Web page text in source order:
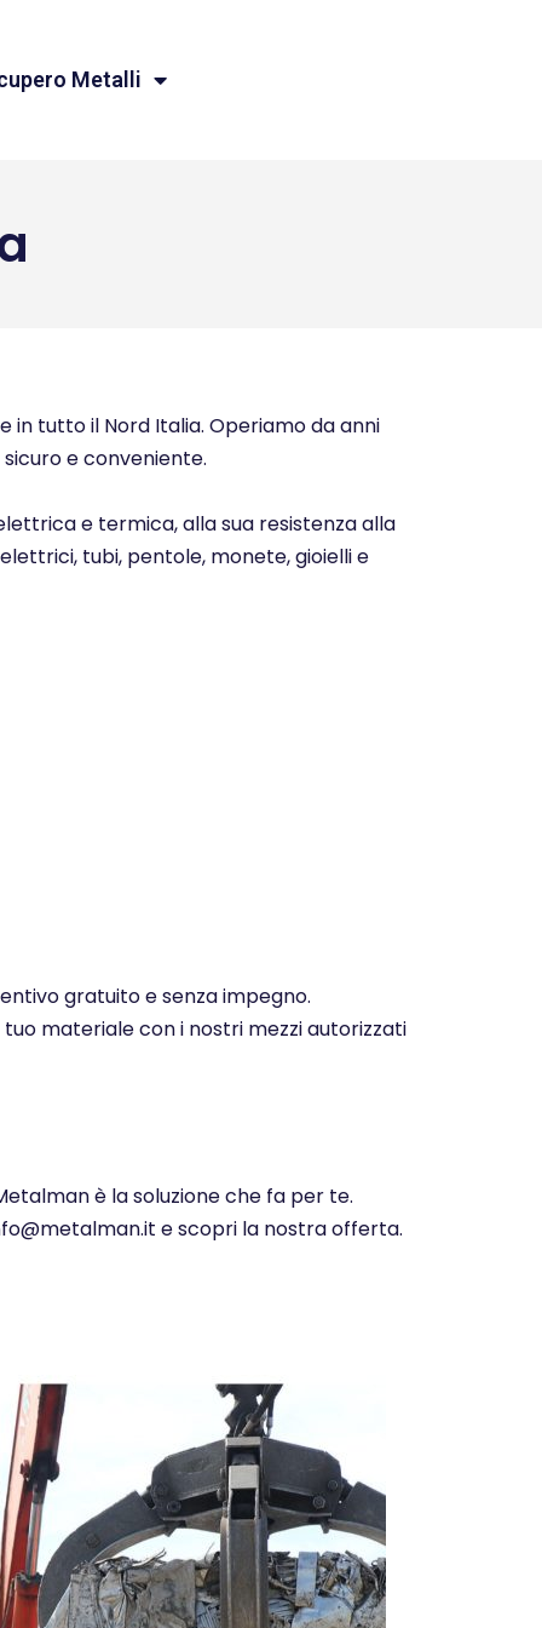
Metalli
in tutto il Nord Italia. Operiamo da anni
e conveniente.
e termica, alla sua resistenza alla
tubi, pentole, monete, gioielli e
gratuito e senza impegno.
materiale con i nostri mezzi autorizzati
è la soluzione che fa per te.
e scopri la nostra offerta.